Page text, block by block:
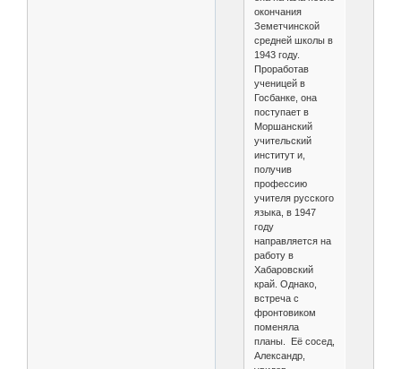
окончания
Земетчинской
средней школы в
1943 году.
Проработав
ученицей в
Госбанке, она
поступает в
Моршанский
учительский
институт и,
получив
профессию
учителя русского
языка, в 1947
году
направляется на
работу в
Хабаровский
край. Однако,
встреча с
фронтовиком
поменяла
планы. Её сосед,
Александр,